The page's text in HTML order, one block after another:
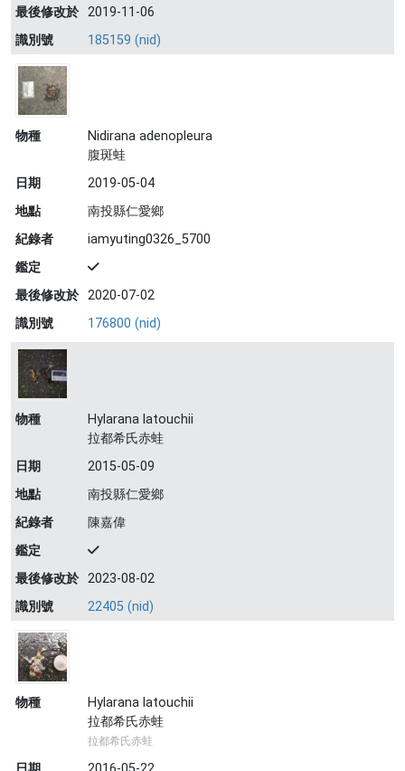
最後修改於 2019-11-06
識別號
185159 (nid)
物種
Nidirana adenopleura
腹斑蛙
日期
2019-05-04
地點
南投縣仁愛鄉
紀錄者
iamyuting0326_5700
鑑定
最後修改於 2020-07-02
識別號
176800 (nid)
物種
Hylarana latouchii
拉都希氏赤蛙
日期
2015-05-09
地點
南投縣仁愛鄉
紀錄者
陳嘉偉
鑑定
最後修改於 2023-08-02
識別號
22405 (nid)
物種
Hylarana latouchii
拉都希氏赤蛙
拉都希氏赤蛙